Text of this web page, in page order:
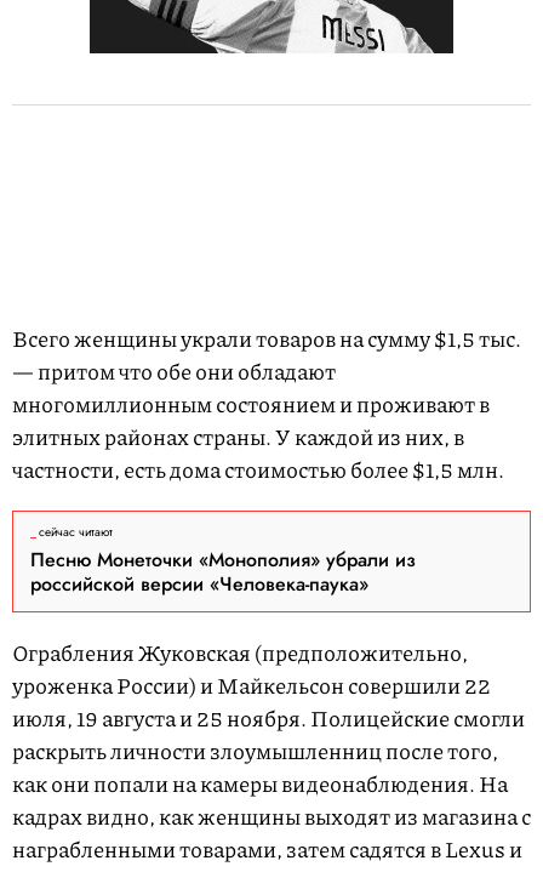
Всего женщины украли товаров на сумму $1,5 тыс.
— притом что обе они обладают
многомиллионным состоянием и проживают в
элитных районах страны. У каждой из них, в
частности, есть дома стоимостью более $1,5 млн.
сейчас читают
Песню Монеточки «Монополия» убрали из
российской версии «Человека-паука»
Ограбления Жуковская (предположительно,
уроженка России) и Майкельсон совершили 22
июля, 19 августа и 25 ноября. Полицейские смогли
раскрыть личности злоумышленниц после того,
как они попали на камеры видеонаблюдения. На
кадрах видно, как женщины выходят из магазина с
награбленными товарами, затем садятся в Lexus и